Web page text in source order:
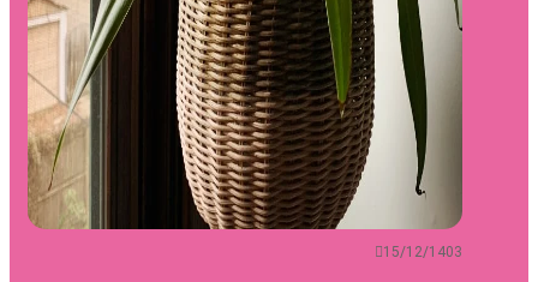
15/12/1403